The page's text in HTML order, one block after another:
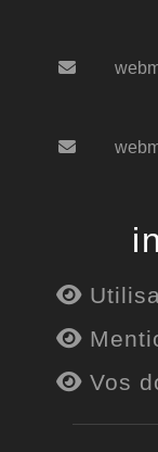
Vos